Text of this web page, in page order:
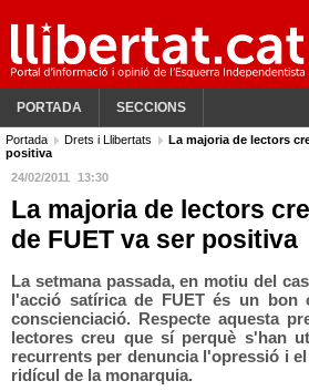
PORTADA SECCIONS
Portada Drets i Llibertats
La majoria de lectors
positiva
24/02/2011
13:30
La majoria de lectors
de FUET va ser positiva
La setmana passada, en motiu del
l'acció satírica de FUET és un bon
conscienciació. Respecte aquesta
lectores creu que sí perquè s'han
recurrents per denuncia l'opressió i
ridícul de la monarquia.